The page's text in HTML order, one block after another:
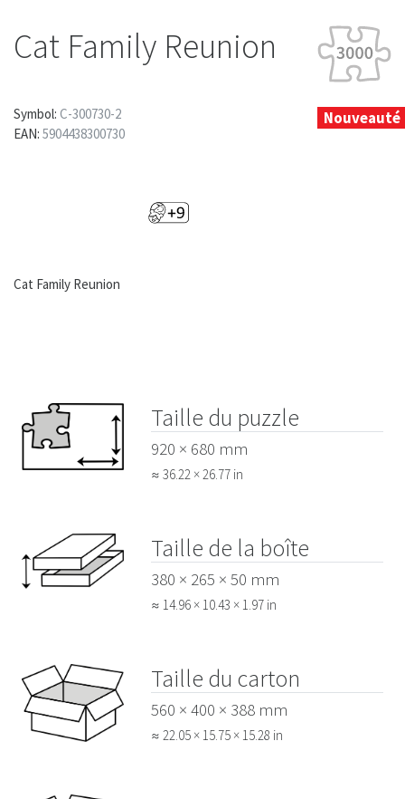
Cat Family Reunion
Symbol: C-300730-2
EAN: 5904438300730
Nouveauté
Cat Family Reunion
Taille du puzzle
920 × 680 mm
≈ 36.22 × 26.77 in
Taille de la boîte
380 × 265 × 50 mm
≈ 14.96 × 10.43 × 1.97 in
Taille du carton
560 × 400 × 388 mm
≈ 22.05 × 15.75 × 15.28 in